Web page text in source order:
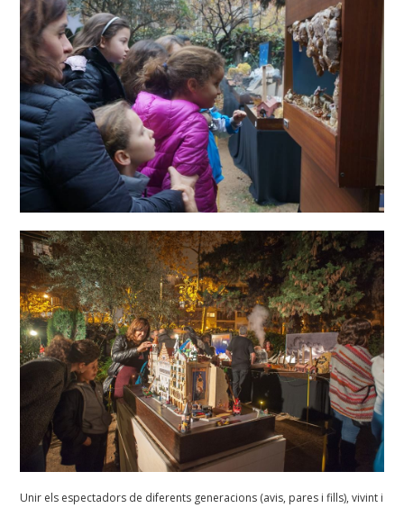
Unir els espectadors de diferents generacions (avis, pares i fills), vivint i